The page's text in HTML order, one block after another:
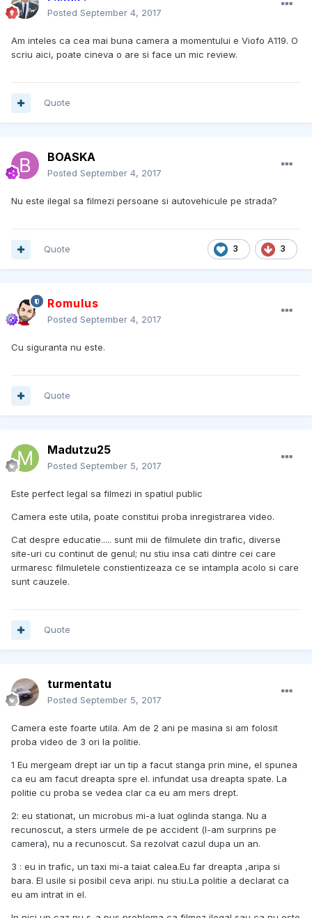
Posted September 4, 2017
Am inteles ca cea mai buna camera a momentului e Viofo A119. O
scriu aici, poate cineva o are si face un mic review.
Quote
BOASKA
Posted September 4, 2017
Nu este ilegal sa filmezi persoane si autovehicule pe strada?
3 3
Quote
Romulus
Posted September 4, 2017
Cu siguranta nu este.
Quote
Madutzu25
Posted September 5, 2017
Este perfect legal sa filmezi in spatiul public
Camera este utila, poate constitui proba inregistrarea video.
Cat despre educatie..... sunt mii de filmulete din trafic, diverse
site-uri cu continut de genul; nu stiu insa cati dintre cei care
urmaresc filmuletele constientizeaza ce se intampla acolo si care
sunt cauzele.
Quote
turmentatu
Posted September 5, 2017
Camera este foarte utila. Am de 2 ani pe masina si am folosit
proba video de 3 ori la politie.
1 Eu mergeam drept iar un tip a facut stanga prin mine, el spunea
ca eu am facut dreapta spre el. infundat usa dreapta spate. La
politie cu proba se vedea clar ca eu am mers drept.
2: eu stationat, un microbus mi-a luat oglinda stanga. Nu a
recunoscut, a sters urmele de pe accident (l-am surprins pe
camera), nu a recunoscut. Sa rezolvat cazul dupa un an.
3 : eu in trafic, un taxi mi-a taiat calea.Eu far dreapta ,aripa si
bara. El usile si posibil ceva aripi. nu stiu.La politie a declarat ca
eu am intrat in el.